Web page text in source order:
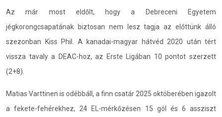
Az már most eldőlt, hogy a Debreceni Egyetem
jégkorongcsapatának biztosan nem lesz tagja az előttünk álló
szezonban Kiss Phil. A kanadai-magyar hátvéd 2020 után tért
vissza tavaly a DEAC-hoz, az Erste Ligában 10 pontot szerzett
(2+8).
Matias Varttinen is odébbáll, a finn csatár 2025 októberében igazolt
a fekete-fehérekhez, 24 EL-mérkőzésen 15 gól és 6 assziszt